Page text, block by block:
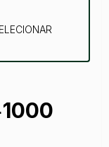
1000